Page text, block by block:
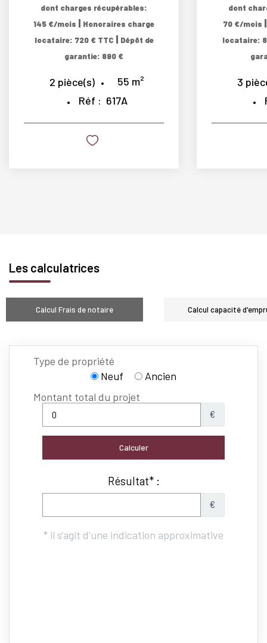
dont charges récupérables:
145 €/mois | Honoraires charge
locataire: 720 € TTC | Dépôt de
garantie: 890 €
2 pièce(s) 55 m²
Réf : 617A
dont
70 €/mois
locataire:
3
Les calculatrices
Calcul Frais de notaire Calcul capacité